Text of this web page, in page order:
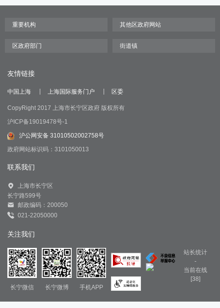
友情链接
中国上海 上海国际服务门户 区委
CopyRight 2017 上海市长宁区政府 版权所有
沪ICP备19019478号-1
沪公网安备 31010502002758号
政府网站标识码：3101050013
联系我们
上海市长宁区
长宁路599号
邮政编码：200050
021-22050000
关注我们
长宁微信 长宁微博 手机APP
站长统计
-
当前在线
[38]